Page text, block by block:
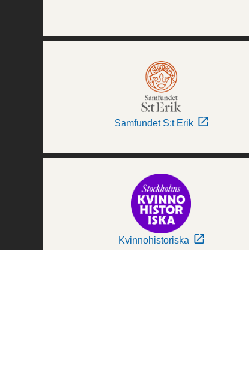
Samfundet S:t Erik
Kvinnohistoriska